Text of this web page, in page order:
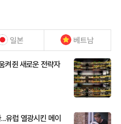
일본 베트남
켜쥔 새로운 전략자
유럽 열광시킨 메이